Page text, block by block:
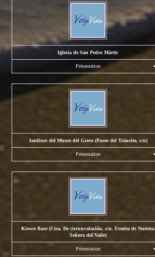
Iglesia de San Pedro Mártir
Présentation
Jardines del Museo del Greco (Paseo del Tránsito, s/n)
Présentation
Kiosco Base (Ctra. De circunvalación, s/n. Ermita de Nuestra
Señora del Valle)
Présentation